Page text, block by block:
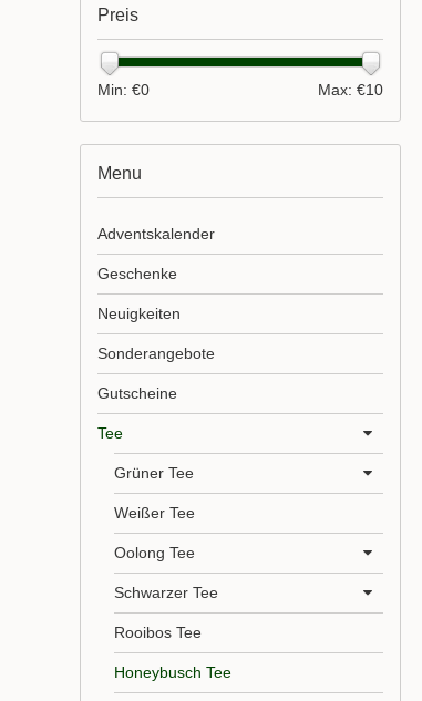
Preis
Min: €0 Max: €10
Menu
Adventskalender
Geschenke
Neuigkeiten
Sonderangebote
Gutscheine
Tee
Grüner Tee
Weißer Tee
Oolong Tee
Schwarzer Tee
Rooibos Tee
Honeybusch Tee